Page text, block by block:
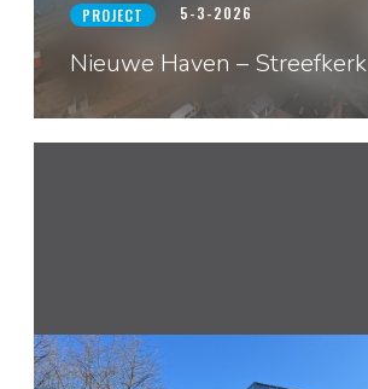
PROJECT 5-3-2026
Nieuwe Haven – Streefkerk